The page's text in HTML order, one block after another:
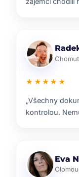
Brno
★★★★★
„Od prvního
Prodej proběhl
Lenka
Plzeň